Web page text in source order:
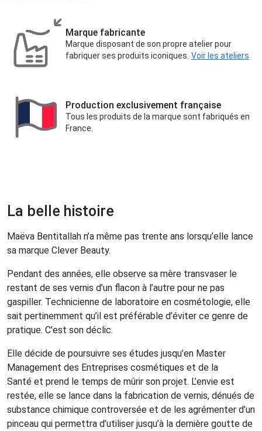
Marque fabricante
Marque disposant de son propre atelier pour
fabriquer ses produits iconiques. Voir les ateliers
Production exclusivement française
Tous les produits de la marque sont fabriqués en
France.
La belle histoire
Maëva Bentitallah n’a même pas trente ans lorsqu’elle lance
sa marque Clever Beauty.
Pendant des années, elle observe sa mère transvaser le
restant de ses vernis d’un flacon à l’autre pour ne pas
gaspiller. Technicienne de laboratoire en cosmétologie, elle
sait pertinemment qu’il est préférable d’éviter ce genre de
pratique. C’est son déclic.
Elle décide de poursuivre ses études jusqu’en Master
Management des Entreprises cosmétiques et de la
Santé et prend le temps de mûrir son projet. L’envie est
restée, elle se lance dans la fabrication de vernis, dénués de
substance chimique controversée et de les agrémenter d’un
pinceau qui permettra d’utiliser jusqu’à la dernière goutte de